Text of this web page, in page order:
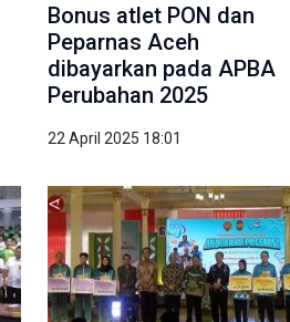
Bonus atlet PON dan
Peparnas Aceh
dibayarkan pada APBA
Perubahan 2025
22 April 2025 18:01